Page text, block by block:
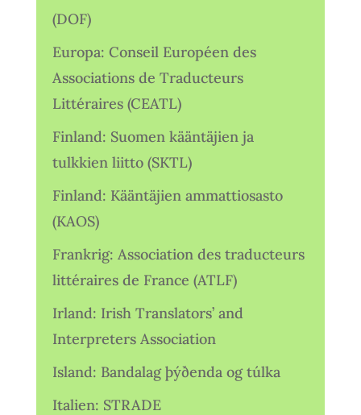
(DOF)
Europa: Conseil Européen des
Associations de Traducteurs
Littéraires (CEATL)
Finland: Suomen kääntäjien ja
tulkkien liitto (SKTL)
Finland: Kääntäjien ammattiosasto
(KAOS)
Frankrig: Association des traducteurs
littéraires de France (ATLF)
Irland: Irish Translators’ and
Interpreters Association
Island: Bandalag þýðenda og túlka
Italien: STRADE